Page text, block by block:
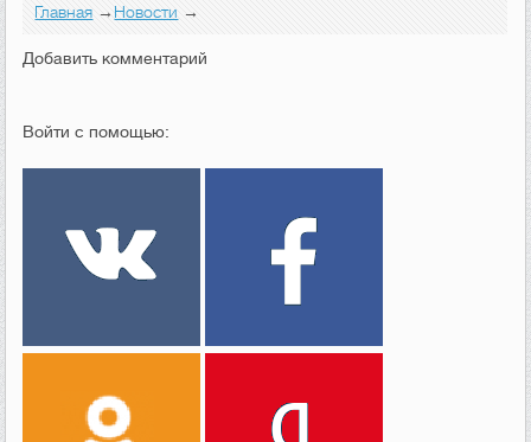
Главная →Новости →
Добавить комментарий
Войти с помощью: